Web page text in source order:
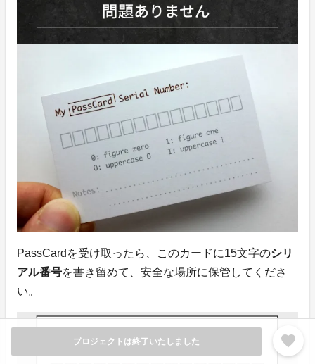
プロジェクトは終了いたしました favorite
PassCardを受け取ったら、このカードに15文字のシリ
アル番号を書き留めて、安全な場所に保管してくださ
い。